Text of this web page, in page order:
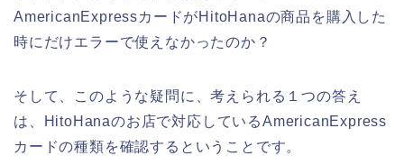
AmericanExpressカードがHitoHanaの商品を購入した
時にだけエラーで使えなかったのか？
そして、このような疑問に、考えられる１つの答え
は、HitoHanaのお店で対応しているAmericanExpress
カードの種類を確認するということです。